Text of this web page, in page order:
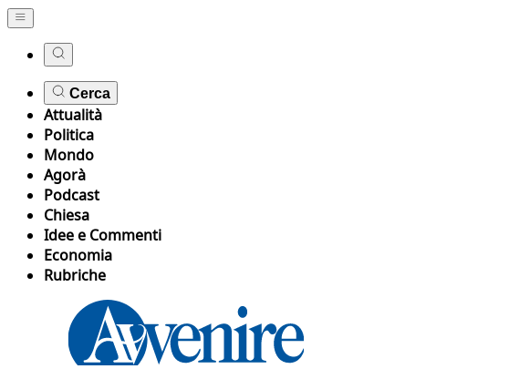
Cerca
Attualità
Politica
Mondo
Agorà
Podcast
Chiesa
Idee e Commenti
Economia
Rubriche